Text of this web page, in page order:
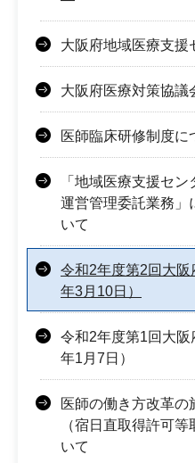
大阪府地域医療支援
大阪府医療対策協議
医師臨床研修制度に
「地域医療支援セ
運営管理委託業務」
いて
令和2年度第2回大
年3月10日）
令和2年度第1回大
年1月7日）
医師の働き方改革の
（宿日直取得許可
いて